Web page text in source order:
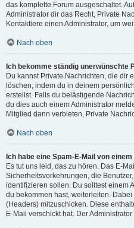
das komplette Forum ausgeschaltet.
Administrator dir das Recht, Private
Kontaktiere einen Administrator, um
Nach oben
Ich bekomme ständig unerwünschte
Du kannst Private Nachrichten, die dir
löschen, indem du in deinem
erstellst. Falls du belästigende
du dies auch einem Administrator
Mitglied dann verbieten, Private
Nach oben
Ich habe eine Spam-E-Mail von
Es tut uns leid, das zu hören. Das E-
Sicherheitsvorkehrungen, die
identifizieren sollen. Du solltest einem
du bekommen hast, weiterleiten.
(Headers) mitzuschicken. Diese
E-Mail verschickt hat. Der